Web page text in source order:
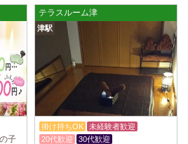
きな時間に働ける 未経験者歓迎♪個室待機
できます♪ 可愛い制服もご用意して…
子
テラスルーム津
津駅
掛け持ちOK
未経験者歓迎
20代歓迎
30代歓迎